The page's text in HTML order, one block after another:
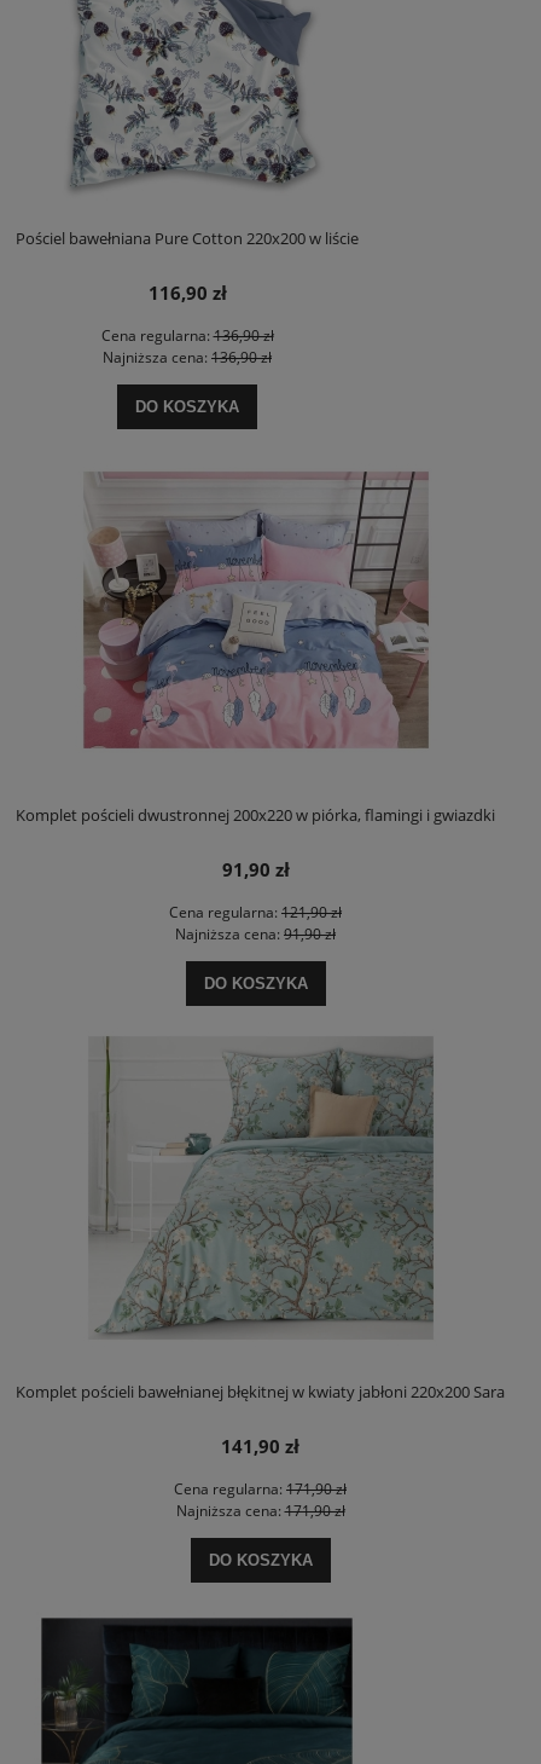
Pościel bawełniana Pure Cotton 220x200 w liście
116,90 zł
Cena regularna:136,90 zł
Najniższa cena: 136,90 zł
DO KOSZYKA
Komplet pościeli dwustronnej 200x220 w piórka, flamingi i gwiazdki
91,90 zł
Cena regularna: 121,90 zł
Najniższa cena: 91,90 zł
DO KOSZYKA
Komplet pościeli bawełnianej błękitnej w kwiaty jabłoni 220x200 Sara
141,90 zł
Cena regularna: 171,90 zł
Najniższa cena:171,90 zł
DO KOSZYKA